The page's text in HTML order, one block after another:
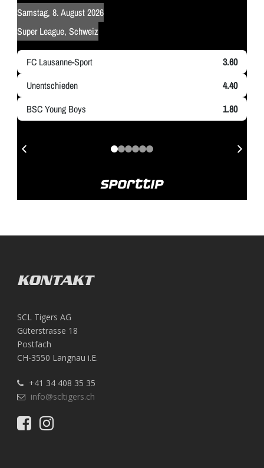
KONTAKT
SCL Tigers AG
Güterstrasse 18
Postfach
CH-3550 Langnau i.E.
+41 34 408 35 35
info@scltigers.ch